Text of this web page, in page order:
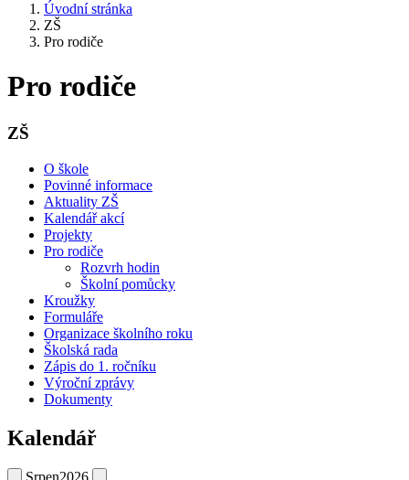
Úvodní stránka
ZŠ
Pro rodiče
Pro rodiče
ZŠ
O škole
Povinné informace
Aktuality ZŠ
Kalendář akcí
Projekty
Pro rodiče
Rozvrh hodin
Školní pomůcky
Kroužky
Formuláře
Organizace školního roku
Školská rada
Zápis do 1. ročníku
Výroční zprávy
Dokumenty
Kalendář